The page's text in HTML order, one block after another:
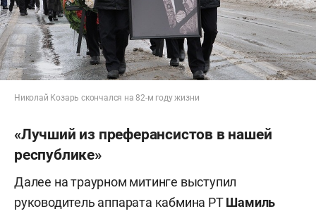
Николай Козарь скончался на 82-м году жизни
«Лучший из преферансистов в нашей
республике»
Далее на траурном митинге выступил
руководитель аппарата кабмина РТШамиль